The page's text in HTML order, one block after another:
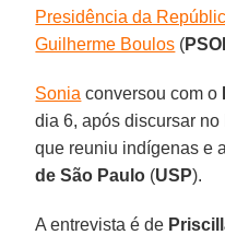
Presidência da
Guilherme Boulos (
Sonia conversou com o
dia 6, após discursar no
que reuniu indígenas e
de São Paulo (USP).
A entrevista é de